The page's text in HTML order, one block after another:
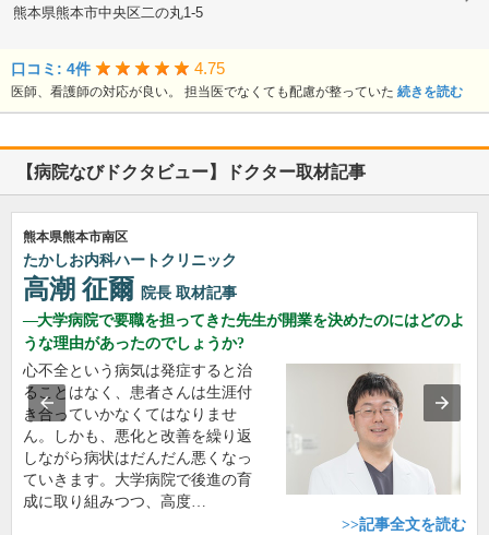
熊本県熊本市中央区二の丸1-5
口コミ: 4件 4.75
医師、看護師の対応が良い。 担当医でなくても配慮が整っていた 続きを読む
【病院なびドクタビュー】ドクター取材記事
熊本県熊本市南区
たかしお内科ハートクリニック
高潮 征爾 院長 取材記事
大学病院で要職を担ってきた先生が開業を決めたのにはどのよ
うな理由があったのでしょうか?
心不全という病気は発症すると治
ることはなく、患者さんは生涯付
き合っていかなくてはなりませ
ん。しかも、悪化と改善を繰り返
しながら病状はだんだん悪くなっ
ていきます。大学病院で後進の育
成に取り組みつつ、高度…
>>記事全文を読む